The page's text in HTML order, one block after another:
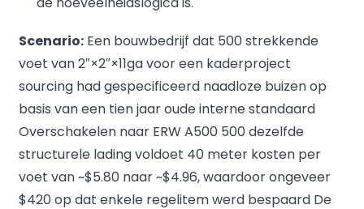
Scenario:Een bouwbedrijf dat 500 strekkende
voet van 2″×2″×11ga voor een kaderproject
sourcing had gespecificeerd naadloze buizen op
basis van een tien jaar oude interne standaard
Overschakelen naar ERW A500 500 dezelfde
structurele lading voldoet 40 meter kosten per
voet van ~$5.80 naar ~$4.96, waardoor ongeveer
$420 op dat enkele regelitem werd bespaard De